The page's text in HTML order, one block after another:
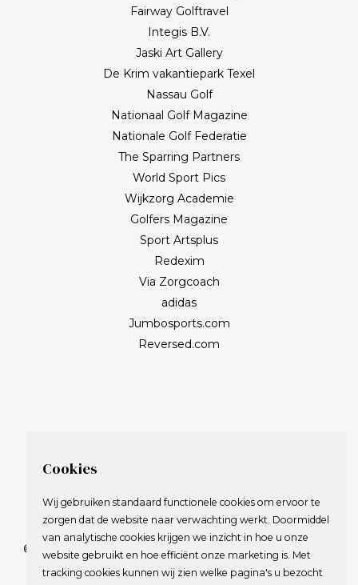
Fairway Golftravel
Integis B.V.
Jaski Art Gallery
De Krim vakantiepark Texel
Nassau Golf
Nationaal Golf Magazine
Nationale Golf Federatie
The Sparring Partners
World Sport Pics
Wijkzorg Academie
Golfers Magazine
Sport Artsplus
Redexim
Via Zorgcoach
adidas
Jumbosports.com
Reversed.com
© 2009-2023 Nederlandse Vereniging van Golfspelende
Journalisten.
Cookies
Wij gebruiken standaard functionele cookies om ervoor te
zorgen dat de website naar verwachting werkt. Doormiddel
van analytische cookies krijgen we inzicht in hoe u onze
website gebruikt en hoe efficiënt onze marketing is. Met
tracking cookies kunnen wij zien welke pagina's u bezocht